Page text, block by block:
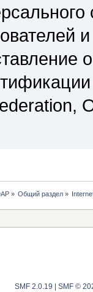
» Общий раздел»
SMF 2.0.19 | SMF ©